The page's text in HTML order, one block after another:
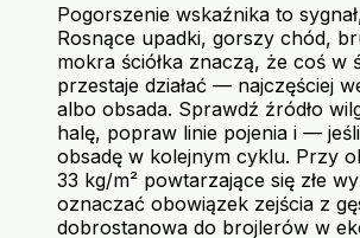
Pogorszenie wskaźnika to
Rosnące upadki, gorszy chód,
mokra ściółka znaczą, że coś w
przestaje działać — najczęściej
albo obsada. Sprawdź źródło
halę, popraw linie pojenia i —
obsadę w kolejnym cyklu. Przy
33 kg/m² powtarzające się złe
oznaczać obowiązek zejścia z
dobrostanowa do brojlerów w